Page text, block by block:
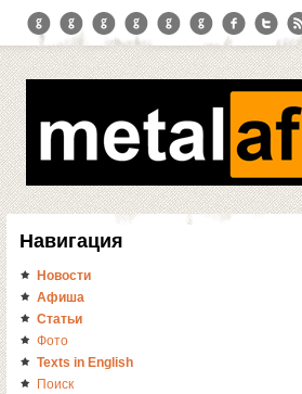
Навигация
Новости
Афиша
Статьи
Фото
Texts in English
Поиск